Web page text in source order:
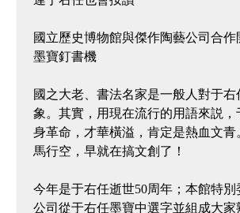
國立歷史博物館與傑作陶藝公司合
墨寶釘書機
國之大老、書法名家是一般人對于右
象。其實，用現在流行的用語來説，
身革命，才華橫溢，肯定是熱血文青
馬行空，早就在搞文創了！
今年是于右任逝世50周年；本館特
公司從于右任墨寶中選字並組成大家